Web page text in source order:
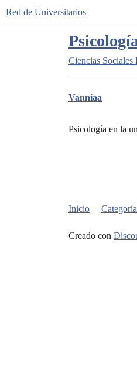
Red de Universitarios
Ciencias Sociales
Vanniaa
Psicología en la
Inicio
Creado con